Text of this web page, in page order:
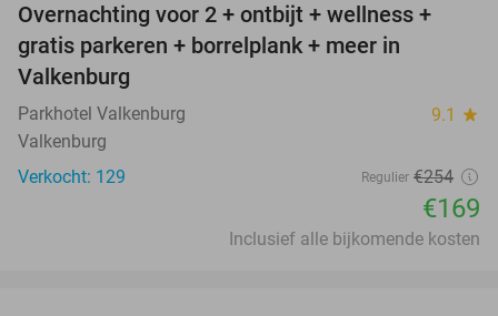
33%
Overnachting voor 2 + ontbijt + wellness +
gratis parkeren + borrelplank + meer in
Valkenburg
Parkhotel Valkenburg 9.1 star
Valkenburg
Verkocht: 129
Regulier €254
€169
Inclusief alle bijkomende kosten